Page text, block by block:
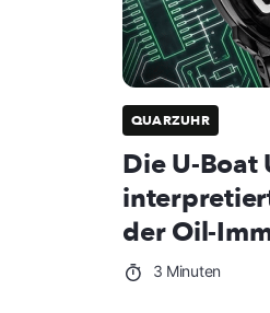
QUARZUHR
Die U-Boat
der Oil-
3 Minuten